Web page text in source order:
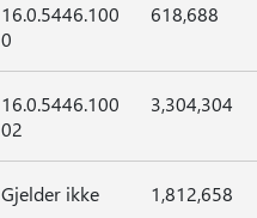
16.0.5446.100
0
618,688
16.0.5446.100
02
3,304,304
Gjelder ikke 1,812,658